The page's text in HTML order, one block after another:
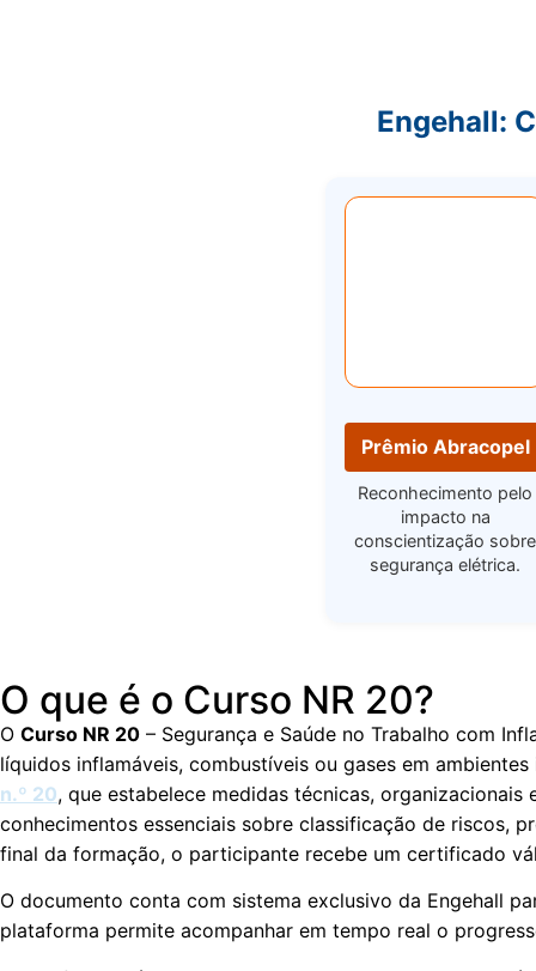
Engehall:
Prêmio Abracopel
Reconhecimento pelo
impacto na
conscientização sobre
segurança elétrica.
O que é o Curso NR 20?
O Curso NR 20 – Segurança e Saúde no Trabalho com
líquidos inflamáveis, combustíveis ou gases em
n.º 20, que estabelece medidas técnicas,
conhecimentos essenciais sobre classificação de riscos,
final da formação, o participante recebe um certificado
O documento conta com sistema exclusivo da Engehall
plataforma permite acompanhar em tempo real o